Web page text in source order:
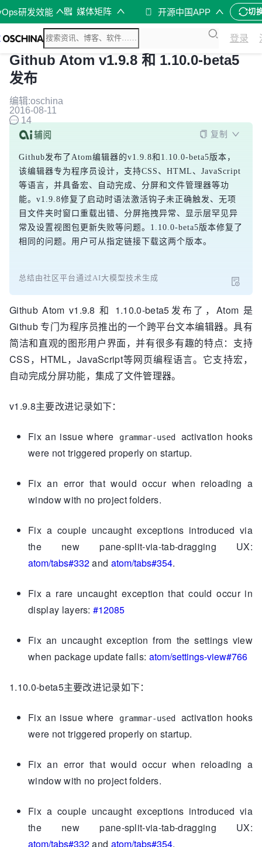
研发效能 媒体矩阵 开源中国APP 切
登录
Github Atom v1.9.8 和 1.10.0-beta5
发布
编辑:oschina
2016-08-11
14
复制
Github发布了Atom编辑器的v1.9.8和1.10.0-beta5版本，
该编辑器专为程序员设计，支持CSS、HTML、JavaScript
等语言，并具备宏、自动完成、分屏和文件管理器等功
能。v1.9.8修复了启动时语法激活钩子未正确触发、无项
目文件夹时窗口重载出错、分屏拖拽异常、显示层罕见异
常及设置视图包更新失败等问题。1.10.0-beta5版本修复了
相同的问题。用户可从指定链接下载这两个版本。
总结由社区平台通过AI大模型技术生成
Github Atom v1.9.8 和 1.10.0-beta5发布了，Atom 是
Github 专门为程序员推出的一个跨平台文本编辑器。具有
简洁和直观的图形用户界面，并有很多有趣的特点：支持
CSS，HTML，JavaScript等网页编程语言。它支持宏，
自动完成分屏功能，集成了文件管理器。
v1.9.8主要改进记录如下：
Fix an issue where grammar-used
activation hooks
were not triggered properly on startup.
Fix an error that would occur when reloading a
window with no project folders.
Fix a couple uncaught exceptions introduced via
the new pane-split-via-tab-dragging UX:
atom/tabs#332and atom/tabs#354.
Fix a rare uncaught exception that could occur in
display layers:#12085
Fix an uncaught exception from the settings view
when package update fails: atom/settings-view#766
1.10.0-beta5主要改进记录如下：
Fix an issue where grammar-used
activation hooks
were not triggered properly on startup.
Fix an error that would occur when reloading a
window with no project folders.
Fix a couple uncaught exceptions introduced via
the new pane-split-via-tab-dragging UX:
atom/tabs#332and atom/tabs#354.